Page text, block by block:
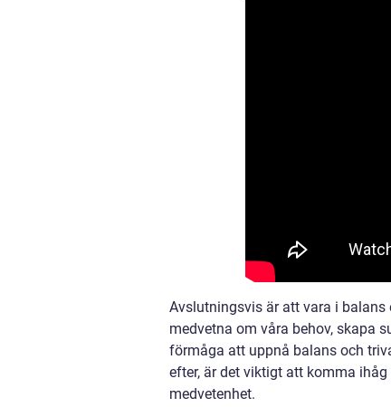
Avslutningsvis är att vara i
medvetna om våra behov, skapa
förmåga att uppnå balans och
efter, är det viktigt att komma
medvetenhet.